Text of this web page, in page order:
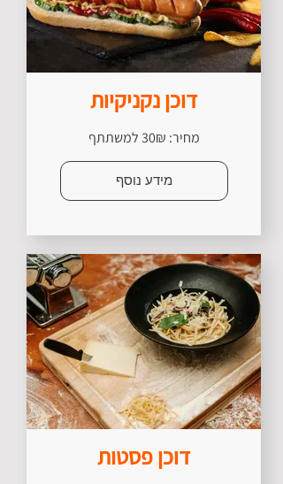
דוכן נקניקיות
מחיר: 30₪ למשתתף
מידע נוסף
דוכן פסטות